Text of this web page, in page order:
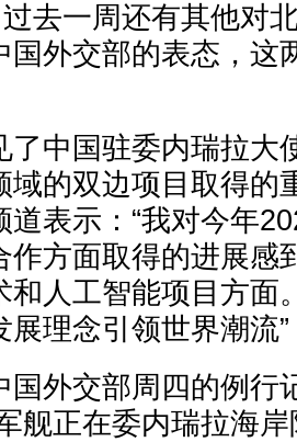
过去一周还有其他对
国外交部的表态，这
了中国驻委内瑞拉大
域的双边项目取得的
道表示：“我对今年
作方面取得的进展感
和人工智能项目方面
展理念引领世界潮流”
国外交部周四的例行
舰正在委内瑞拉海